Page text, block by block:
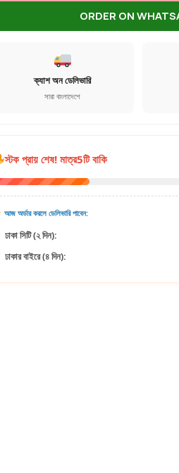
ORDER ON
ক্যাশ অন ডেলিভারি
সারা বাংলাদেশে
স্টক প্রায় শেষ! মাত্র5টি বাকি
আজ অর্ডার করলে ডেলিভারি পাবেন:
ঢাকা সিটি (২ দিন):
ঢাকার বাইরে (৪ দিন):